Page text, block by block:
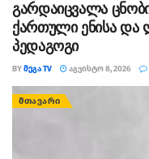
გარდაიცვალა
ქართული ენისა და
პედაგოგი
BYᲛᲔᲒᲐ TV ᲐᲒᲕᲘᲡᲢᲝ 8, 2026
ᲛᲗᲐᲕᲐᲠᲘ